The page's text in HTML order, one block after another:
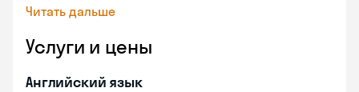
Читать дальше
Услуги и цены
Английский язык